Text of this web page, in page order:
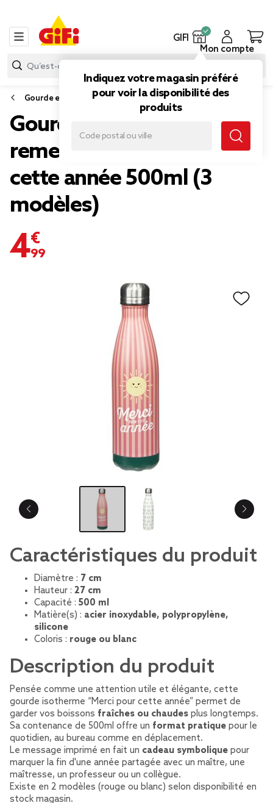
GIFI
Indiquez votre magasin préféré
pour voir la disponibilité des
produits
Mon compte
Gourde et bouteille isotherme
Gourde isotherme
remerciement Merci pour
cette année 500ml (3
modèles)
4,99 €
Caractéristiques du produit
Diamètre : 7 cm
Hauteur : 27 cm
Capacité : 500 ml
Matière(s) : acier inoxydable, polypropylène,
silicone
Coloris : rouge ou blanc
Description du produit
Pensée comme une attention utile et élégante, cette
gourde isotherme “Merci pour cette année” permet de
garder vos boissons fraîches ou chaudes plus longtemps.
Sa contenance de 500ml offre un format pratique pour le
quotidien, au bureau comme en déplacement.
Le message imprimé en fait un cadeau symbolique pour
marquer la fin d'une année partagée avec un maître, une
maîtresse, un professeur ou un collègue.
Existe en 2 modèles (rouge ou blanc) selon disponibilité en
stock magasin.